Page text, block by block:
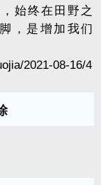
始终在田野之
，是增加我们
2021-08-16/4